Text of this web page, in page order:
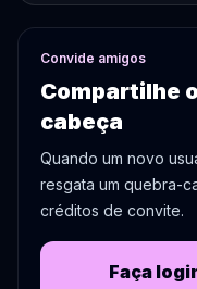
Convide amigos
Compartilhe
cabeça
Quando um novo
resgata um quebra-
créditos de convite.
Faça